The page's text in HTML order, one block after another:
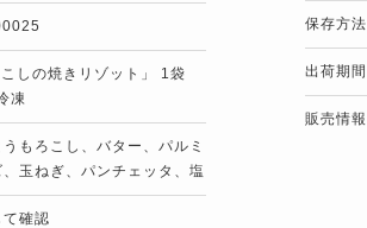
しの焼きリゾット」 1袋
凍
もろこし、バター、パルミ
玉ねぎ、パンチェッタ、塩
て確認
保存方法
出荷期間
販売情報